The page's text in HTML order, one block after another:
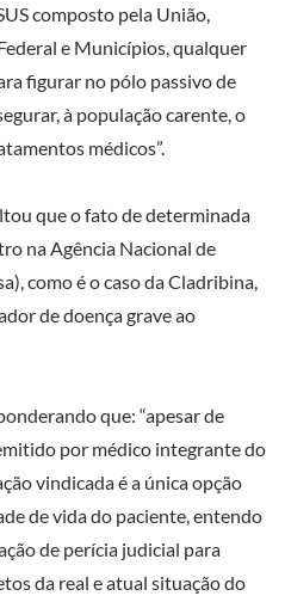
composto pela União,
e Municípios, qualquer
figurar no pólo passivo de
à população carente, o
médicos”.
que o fato de determinada
na Agência Nacional de
como é o caso da Cladribina,
de doença grave ao
que: “apesar de
por médico integrante do
vindicada é a única opção
de vida do paciente, entendo
de perícia judicial para
da real e atual situação do